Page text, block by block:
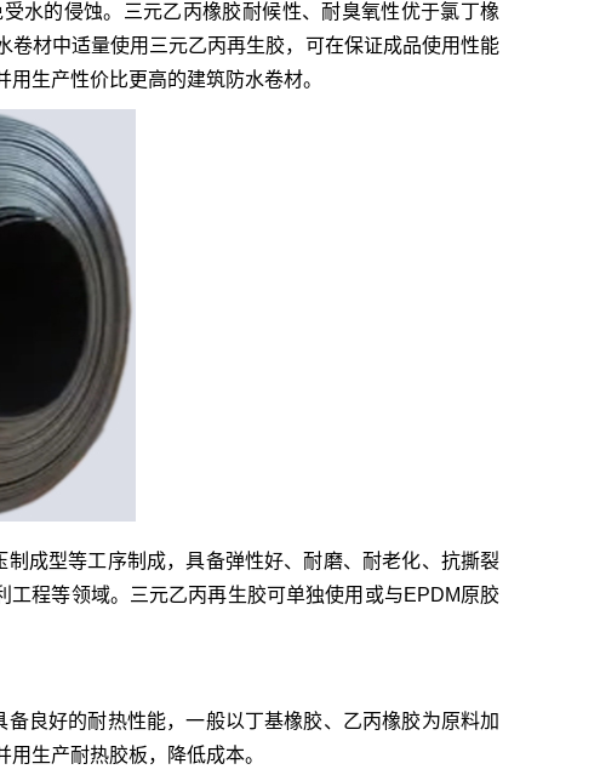
水的侵蚀。三元乙丙橡胶耐候性、耐臭氧性优于氯丁橡
材中适量使用三元乙丙再生胶，可在保证成品使用性能
生产性价比更高的建筑防水卷材。
成型等工序制成，具备弹性好、耐磨、耐老化、抗撕裂
程等领域。三元乙丙再生胶可单独使用或与EPDM原胶
良好的耐热性能，一般以丁基橡胶、乙丙橡胶为原料加
生产耐热胶板，降低成本。